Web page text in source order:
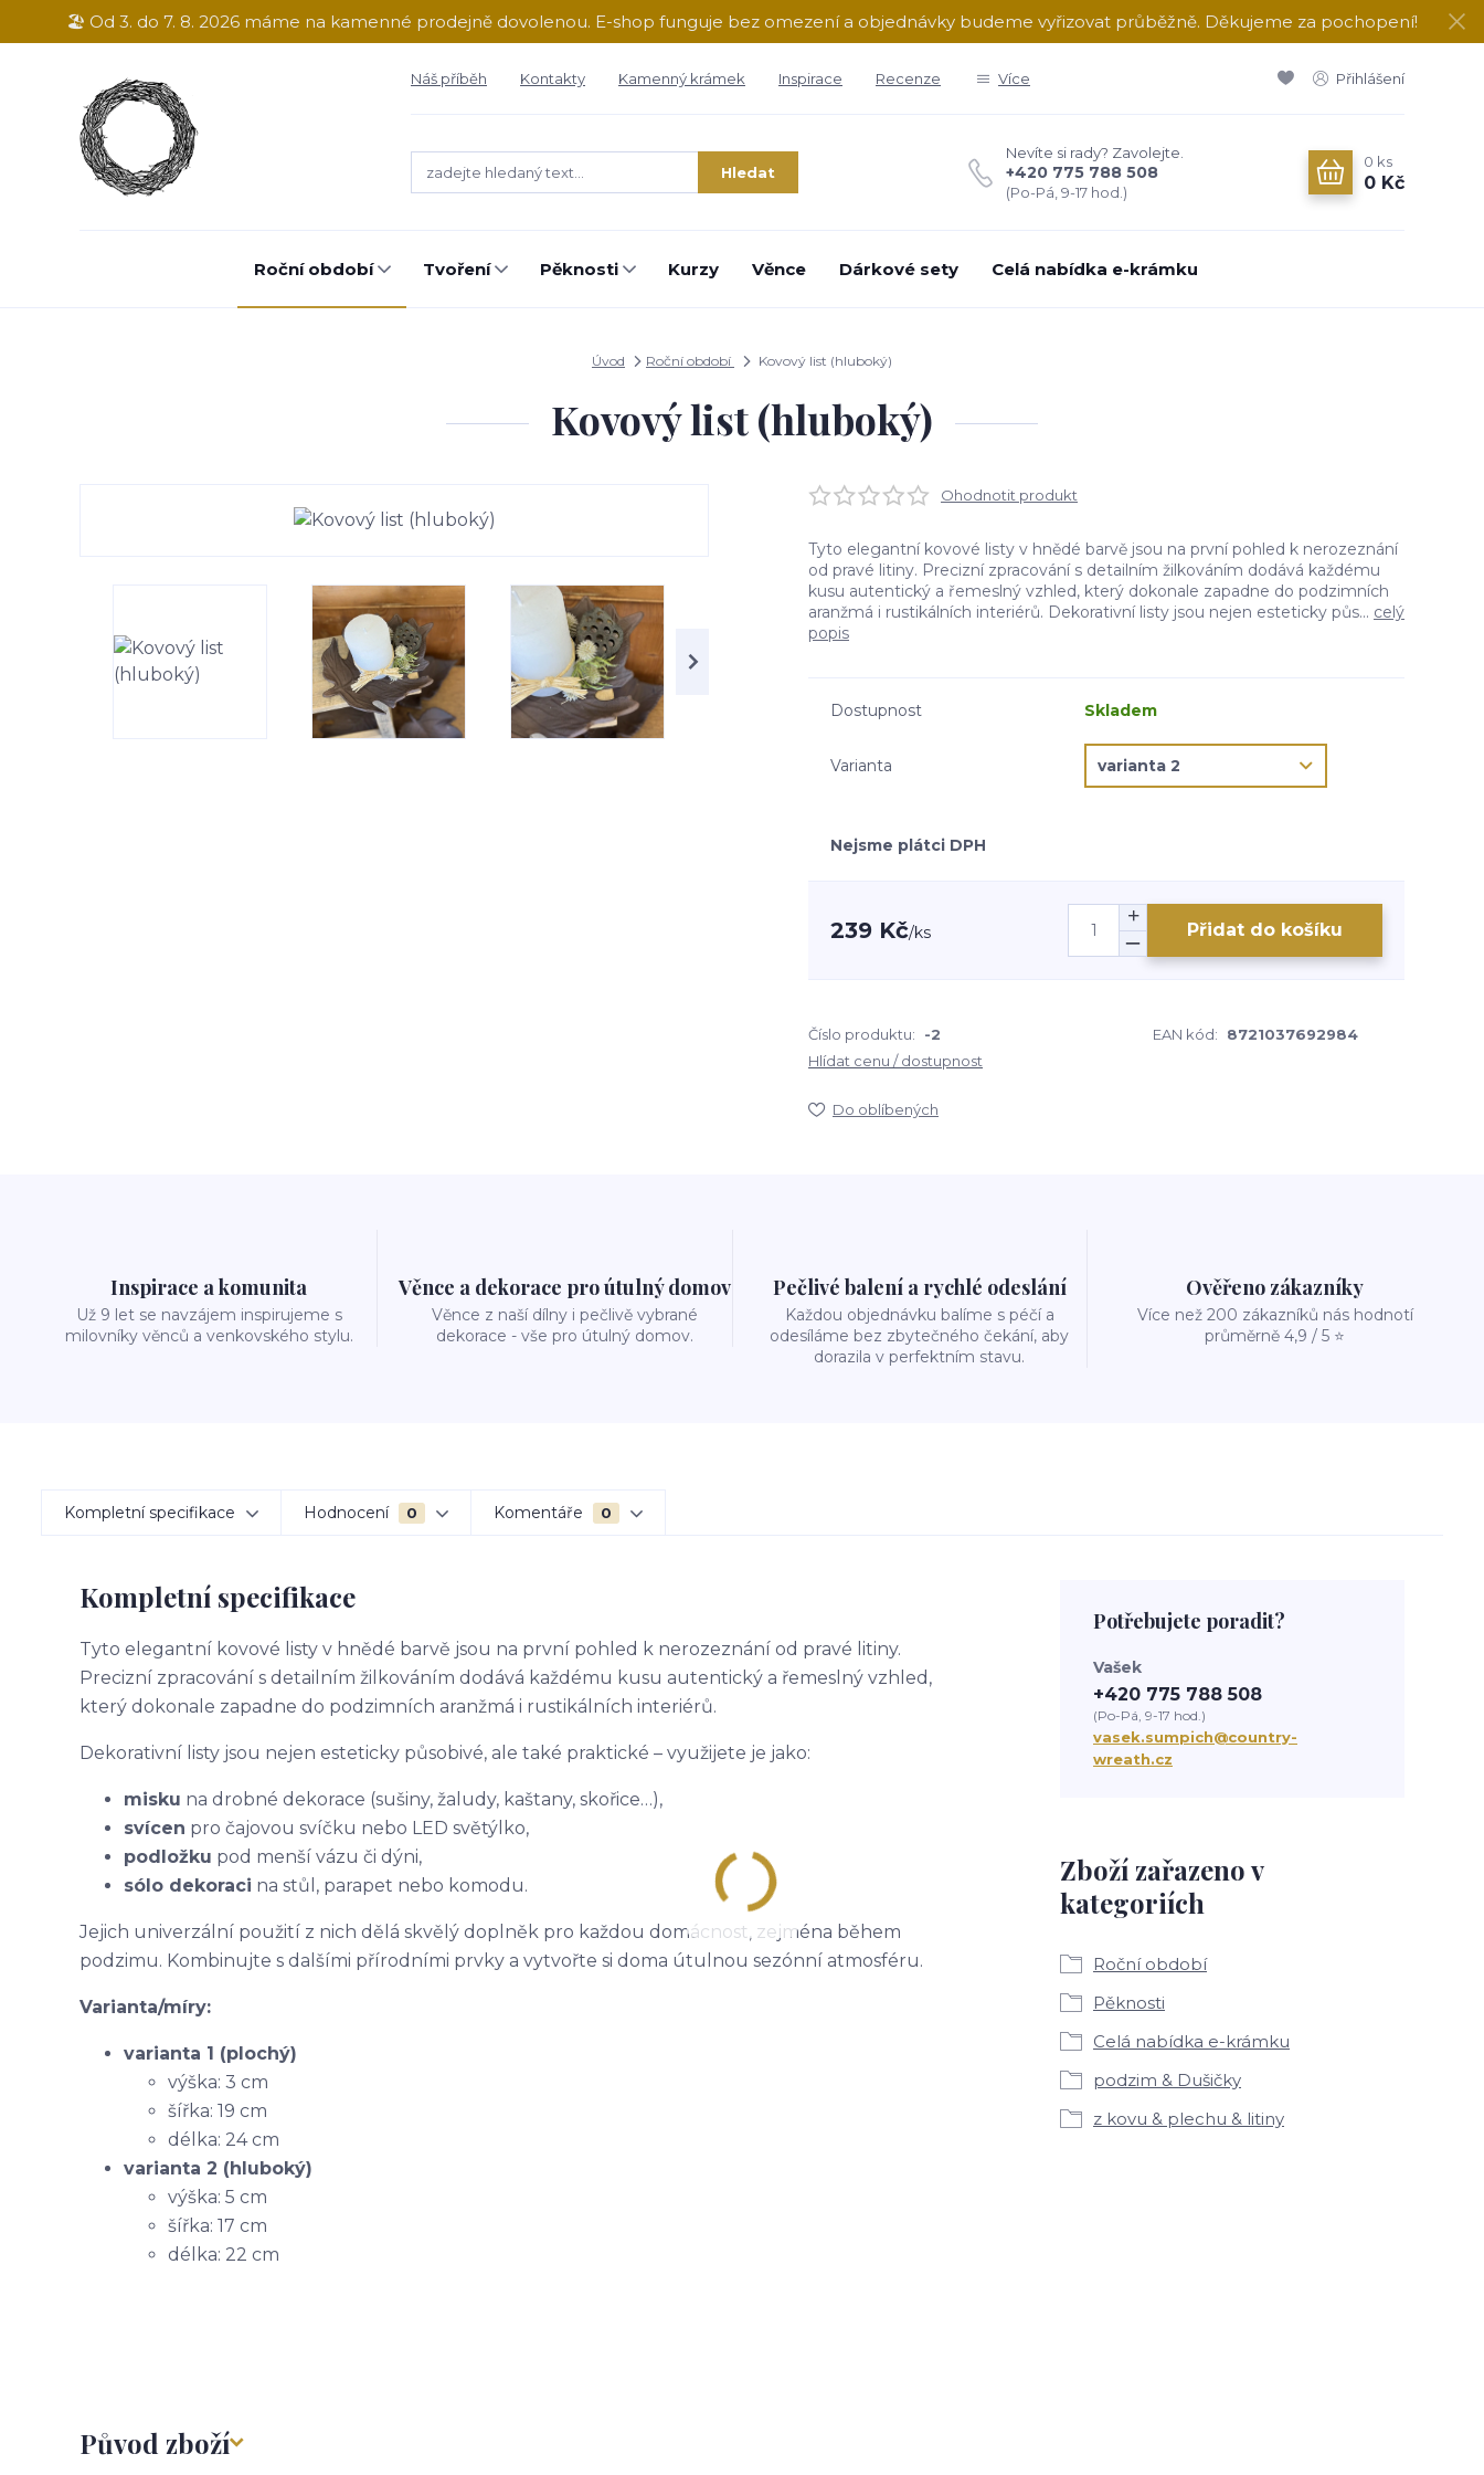
🏖️ Od 3. do 7. 8. 2026 máme na kamenné prodejně dovolenou. E-shop funguje bez omezení a objednávky budeme vyřizovat průběžně. Děkujeme za pochopení!
Náš příběh Kontakty Kamenný krámek Inspirace Recenze Více Přihlášení
Hledat
Nevíte si rady? Zavolejte.
+420 775 788 508
(Po-Pá, 9-17 hod.)
0 ks
0 Kč
Roční období Tvoření Pěknosti Kurzy Věnce Dárkové sety Celá nabídka e-krámku
Úvod Roční období Kovový list (hluboký)
Kovový list (hluboký)
Ohodnotit produkt
Tyto elegantní kovové listy v hnědé barvě jsou na první pohled k nerozeznání
od pravé litiny. Precizní zpracování s detailním žilkováním dodává každému
kusu autentický a řemeslný vzhled, který dokonale zapadne do podzimních
aranžmá i rustikálních interiérů. Dekorativní listy jsou nejen esteticky půs... celý
popis
Dostupnost Skladem
Varianta
Nejsme plátci DPH
239 Kč/ks Přidat do košíku
Číslo produktu: -2 EAN kód:
8721037692984
Hlídat cenu / dostupnost
Do oblíbených
Inspirace a komunita
Už 9 let se navzájem inspirujeme s
milovníky věnců a venkovského stylu.
Věnce a dekorace pro útulný domov
Věnce z naší dílny i pečlivě vybrané
dekorace - vše pro útulný domov.
Pečlivé balení a rychlé odeslání
Každou objednávku balíme s péčí a
odesíláme bez zbytečného čekání, aby
dorazila v perfektním stavu.
Ověřeno zákazníky
Více než 200 zákazníků nás hodnotí
průměrně 4,9 / 5 ⭐
Kompletní specifikace Hodnocení 0 Komentáře 0
Kompletní specifikace
Tyto elegantní kovové listy v hnědé barvě jsou na první pohled k nerozeznání od pravé litiny.
Precizní zpracování s detailním žilkováním dodává každému kusu autentický a řemeslný vzhled,
který dokonale zapadne do podzimních aranžmá i rustikálních interiérů.
Dekorativní listy jsou nejen esteticky působivé, ale také praktické – využijete je jako:
misku na drobné dekorace (sušiny, žaludy, kaštany, skořice…),
svícen pro čajovou svíčku nebo LED světýlko,
podložku pod menší vázu či dýni,
sólo dekoraci na stůl, parapet nebo komodu.
Jejich univerzální použití z nich dělá skvělý doplněk pro každou domácnost, zejména během
podzimu. Kombinujte s dalšími přírodními prvky a vytvořte si doma útulnou sezónní atmosféru.
Varianta/míry:
varianta 1 (plochý)
výška: 3 cm
šířka: 19 cm
délka: 24 cm
varianta 2 (hluboký)
výška: 5 cm
šířka: 17 cm
délka: 22 cm
Původ zboží
Zboží zařazeno v
kategoriích
Roční období
Pěknosti
Celá nabídka e-krámku
podzim & Dušičky
z kovu & plechu & litiny
Potřebujete poradit?
Vašek
+420 775 788 508
(Po-Pá, 9-17 hod.)
vasek.sumpich@country-
wreath.cz